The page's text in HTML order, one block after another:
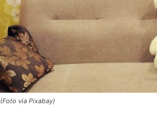
(Foto via Pixabay)